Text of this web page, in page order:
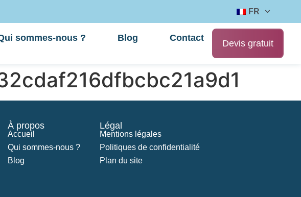
FR
sommes-nous ? Blog Contact
Devis gratuit
À propos
Accueil
Qui sommes-nous ?
Blog
Légal
Mentions légales
Politiques de confidentialité
Plan du site